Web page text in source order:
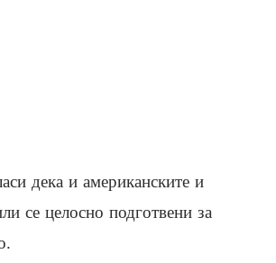
дека и американските и
се целосно подготвени за